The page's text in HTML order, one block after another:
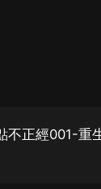
識我嗎？”她
她的額頭，焦
”她有些困惑。
姐，别嚇唬小
不正經001-重